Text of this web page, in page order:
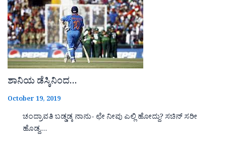
ಶಾನಿಯ ಡೆಸ್ಕಿನಿಂದ…
October 19, 2019
ಚಂದ್ರಾವತಿ ಬಡ್ಡಡ್ಕ ನಾನು- ಛೇ ನೀವು ಎಲ್ಲಿ ಹೋದ್ದು? ಸಚಿನ್ ಸರೀ
ಹೊಡ್ದ,…